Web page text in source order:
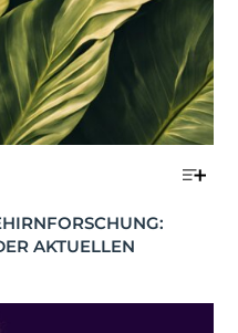
AKTUELLEN